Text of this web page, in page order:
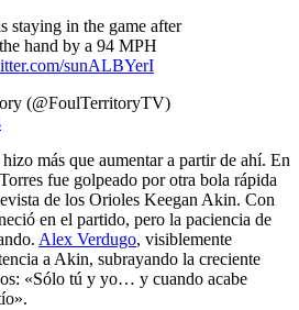
staying in the game after
hand by a 94 MPH
sunALBYerI
(@FoulTerritoryTV)
más que aumentar a partir de ahí. En
fue golpeado por otra bola rápida
de los Orioles Keegan Akin. Con
en el partido, pero la paciencia de
Alex Verdugo, visiblemente
a Akin, subrayando la creciente
«Sólo tú y yo… y cuando acabe